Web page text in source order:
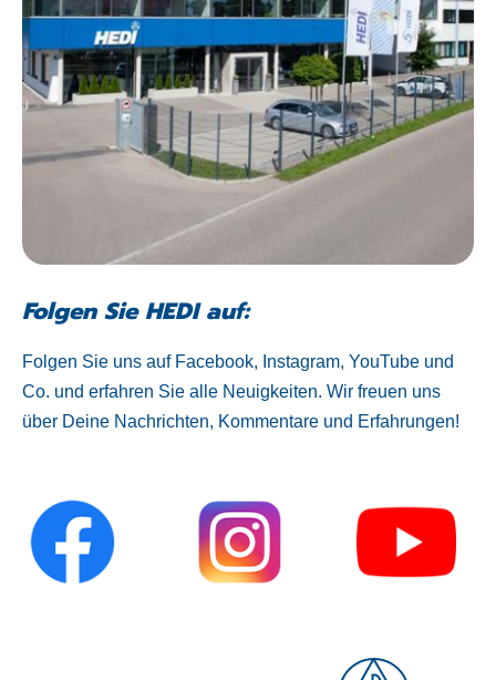
Folgen Sie HEDI auf:
Folgen Sie uns auf Facebook, Instagram, YouTube und
Co. und erfahren Sie alle Neuigkeiten. Wir freuen uns
über Deine Nachrichten, Kommentare und Erfahrungen!